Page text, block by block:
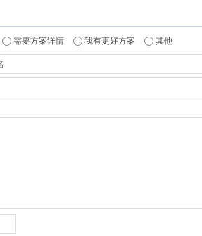
需要方案详情 我有更好方案 其他